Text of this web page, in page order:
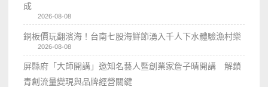
成
2026-08-08
銅板價玩翻濱海！台南七股海鮮節湧入千人下水體驗漁村樂
2026-08-08
屏縣府「大師開講」邀知名藝人暨創業家詹子晴開講 解鎖
青創流量變現與品牌經營關鍵